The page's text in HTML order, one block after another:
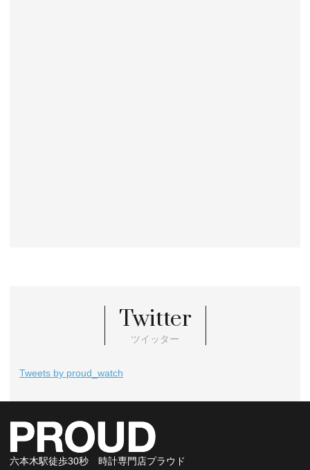
Twitter
ツイッター
Tweets by proud_watch
六本木駅徒歩30秒 時計専門店プラウド